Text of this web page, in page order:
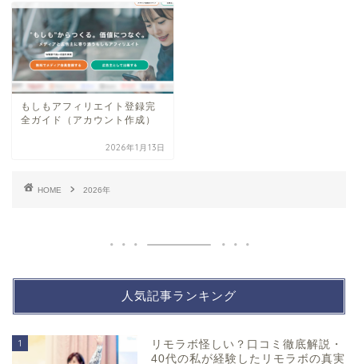
もしもアフィリエイト登録完
全ガイド（アカウント作成）
2026年1月13日
HOME 2026年
人気記事ランキング
1
リモラボ怪しい？口コミ徹底解説・
40代の私が経験したリモラボの真実